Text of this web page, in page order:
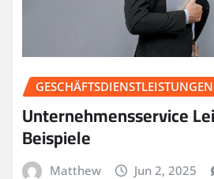
GESCHÄFTSDIENSTLEISTUNGEN
Unternehmensservice
Beispiele
Matthew Jun 2, 2025